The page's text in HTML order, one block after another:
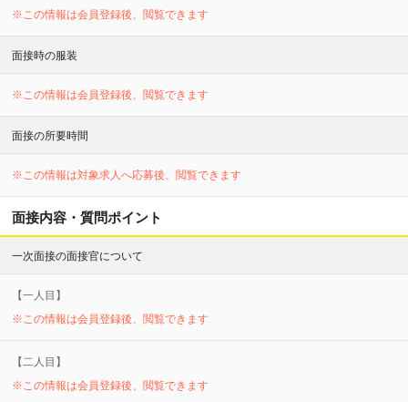
※この情報は会員登録後、閲覧できます
面接時の服装
※この情報は会員登録後、閲覧できます
面接の所要時間
※この情報は対象求人へ応募後、閲覧できます
面接内容・質問ポイント
一次面接の面接官について
【一人目】
※この情報は会員登録後、閲覧できます
【二人目】
※この情報は会員登録後、閲覧できます